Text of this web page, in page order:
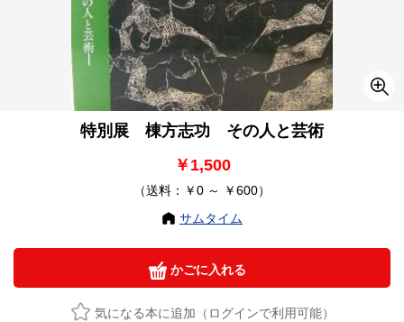
特別展 棟方志功 その人と芸術
￥1,500
（送料：￥0 ～ ￥600）
サムタイム
かごに入れる
気になる本に追加（ログインで利用可能）